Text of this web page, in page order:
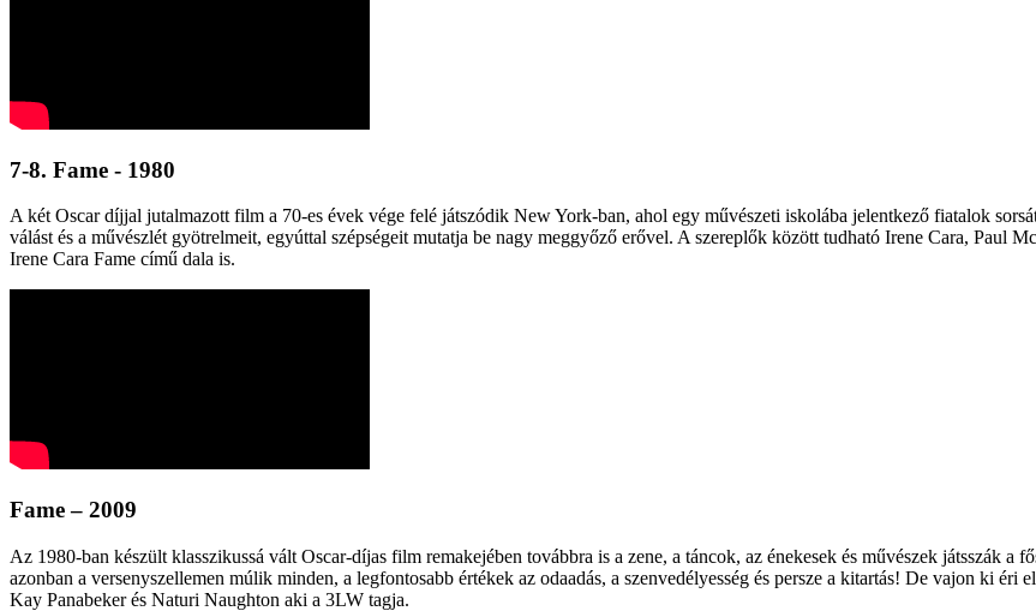
7-8. Fame - 1980
A két Oscar díjjal jutalmazott film a 70-es évek vége felé játszódik New York-ban, ahol egy művészeti iskolába jelentkező fiatalok
válást és a művészlét gyötrelmeit, egyúttal szépségeit mutatja be nagy meggyőző erővel. A szereplők között tudható Irene Cara, Paul
Irene Cara Fame című dala is.
Fame – 2009
Az 1980-ban készült klasszikussá vált Oscar-díjas film remakejében továbbra is a zene, a táncok, az énekesek és művészek játsszák
azonban a versenyszellemen múlik minden, a legfontosabb értékek az odaadás, a szenvedélyesség és persze a kitartás! De vajon ki
Kay Panabeker és Naturi Naughton aki a 3LW tagja.